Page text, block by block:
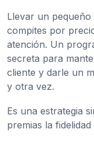
Llevar un
compites por
atención. Un
secreta para
cliente y darle un
y otra vez.
Es una estrategia
premias la